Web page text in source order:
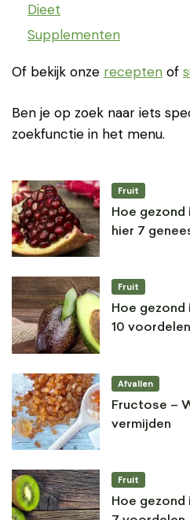
Dieet
Supplementen
Of bekijk onze recepten of
Ben je op zoek naar iets
zoekfunctie in het menu.
Fruit
Hoe gezond
hier 7
Fruit
Hoe gezond
10 voordelen
Afvallen
Fructose –
vermijden
Fruit
Hoe gezond